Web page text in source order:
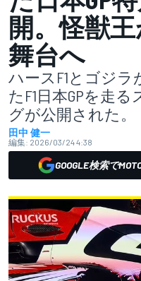
開。怪獣
舞台へ
ハースF1とゴジ
たF1日本GPを走
グが公開された。
田中 健一
編集: 2026/03/24 4:38
GOOGLE検索で